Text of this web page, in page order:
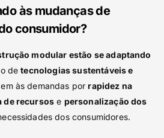
às mudanças de
consumidor?
modular estão se adaptando
detecnologias sustentáveis e
às demandas porrapidez na
de recursos e personalização dos
dos consumidores.